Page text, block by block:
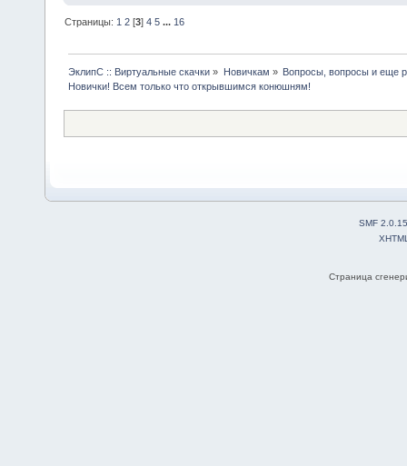
Страницы: 1 2 [3]4 5 ... 16
ЭклипС :: Виртуальные скачки » Новичкам »
Вопросы, вопросы и еще
Новички! Всем только что открывшимся конюшням!
SMF 2.0.15
Страница